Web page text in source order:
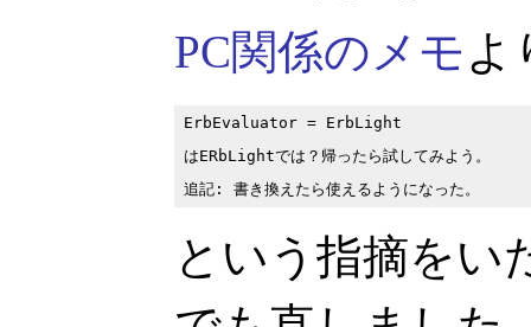
PC関係のメモ よ
ErbEvaluator = ErbLight
はERbLightでは？帰ったら試してみよう。
という指摘をい